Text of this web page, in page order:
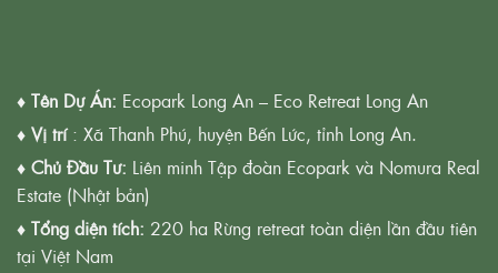
♦ Tên Dự Án: Ecopark Long An – Eco Retreat Long An
♦ Vị trí: Xã Thanh Phú, huyện Bến Lức, tỉnh Long An.
♦ Chủ Đầu Tư: Liên minh Tập đoàn Ecopark và Nomura Real
Estate (Nhật bản)
♦ Tổng diện tích: 220 ha Rừng retreat toàn diện lần đầu tiên
tại Việt Nam